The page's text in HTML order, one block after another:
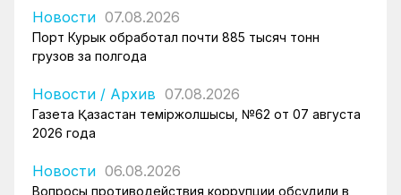
Новости 07.08.2026
Порт Курык обработал почти 885 тысяч тонн
грузов за полгода
Новости / Архив 07.08.2026
Газета Қазақстан теміржолшысы, №62 от 07 августа
2026 года
Новости 06.08.2026
Вопросы противодействия коррупции обсудили в